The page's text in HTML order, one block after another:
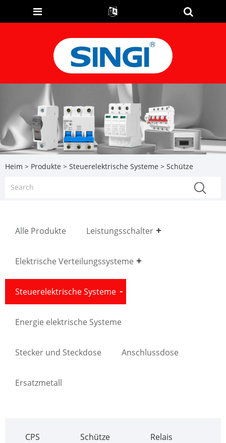
Heim > Produkte > Steuerelektrische Systeme > Schütze
Alle Produkte Leistungsschalter
Elektrische Verteilungssysteme
Steuerelektrische Systeme
Energie elektrische Systeme
Stecker und Steckdose Anschlussdose
Ersatzmetall
CPS Schütze Relais